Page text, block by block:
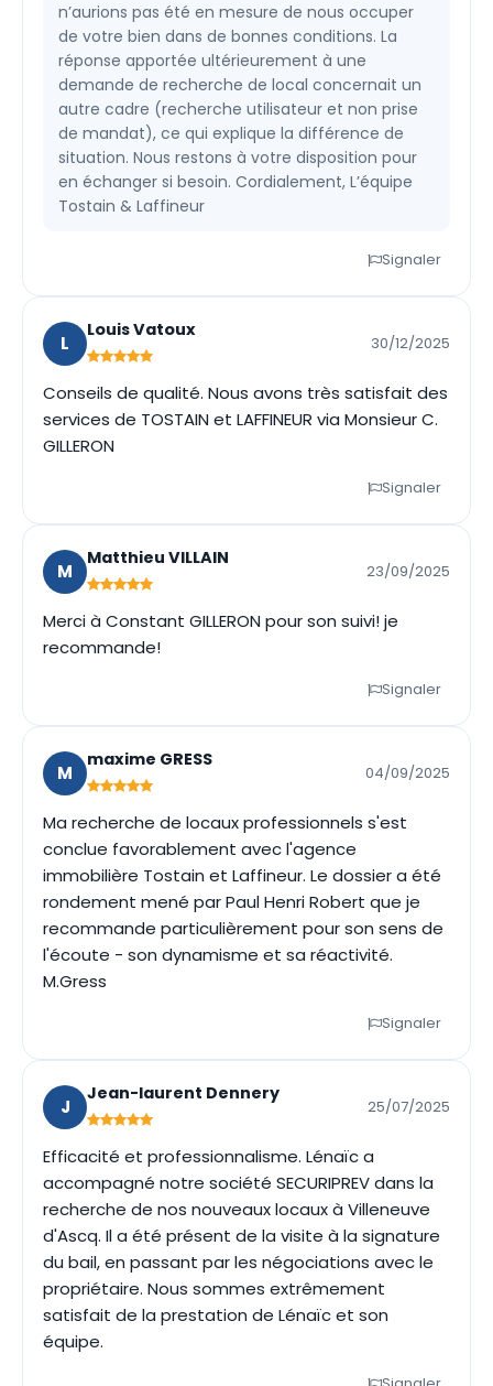
n’aurions pas été en mesure de nous occuper
de votre bien dans de bonnes conditions. La
réponse apportée ultérieurement à une
demande de recherche de local concernait un
autre cadre (recherche utilisateur et non prise
de mandat), ce qui explique la différence de
situation. Nous restons à votre disposition pour
en échanger si besoin. Cordialement, L’équipe
Tostain & Laffineur
Signaler
L
Louis Vatoux
30/12/2025
Conseils de qualité. Nous avons très satisfait des
services de TOSTAIN et LAFFINEUR via Monsieur C.
GILLERON
Signaler
M
Matthieu VILLAIN
23/09/2025
Merci à Constant GILLERON pour son suivi! je
recommande!
Signaler
M
maxime GRESS
04/09/2025
Ma recherche de locaux professionnels s'est
conclue favorablement avec l'agence
immobilière Tostain et Laffineur. Le dossier a été
rondement mené par Paul Henri Robert que je
recommande particulièrement pour son sens de
l'écoute - son dynamisme et sa réactivité.
M.Gress
Signaler
J
Jean-laurent Dennery
25/07/2025
Efficacité et professionnalisme. Lénaïc a
accompagné notre société SECURIPREV dans la
recherche de nos nouveaux locaux à Villeneuve
d'Ascq. Il a été présent de la visite à la signature
du bail, en passant par les négociations avec le
propriétaire. Nous sommes extrêmement
satisfait de la prestation de Lénaïc et son
équipe.